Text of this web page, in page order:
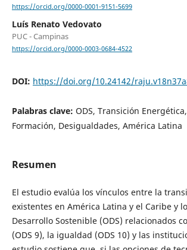
https://orcid.org/0000-0001-9151-5699
Luís Renato Vedovato
PUC - Campinas
https://orcid.org/0000-0003-0684-4522
DOI: https://doi.org/10.24142/
Palabras clave: ODS, Transición
Formación, Desigualdades, América Latina
Resumen
El estudio evalúa los vínculos entre la
existentes en América Latina y el Caribe y
Desarrollo Sostenible (ODS) relacionados
(ODS 9), la igualdad (ODS 10) y las